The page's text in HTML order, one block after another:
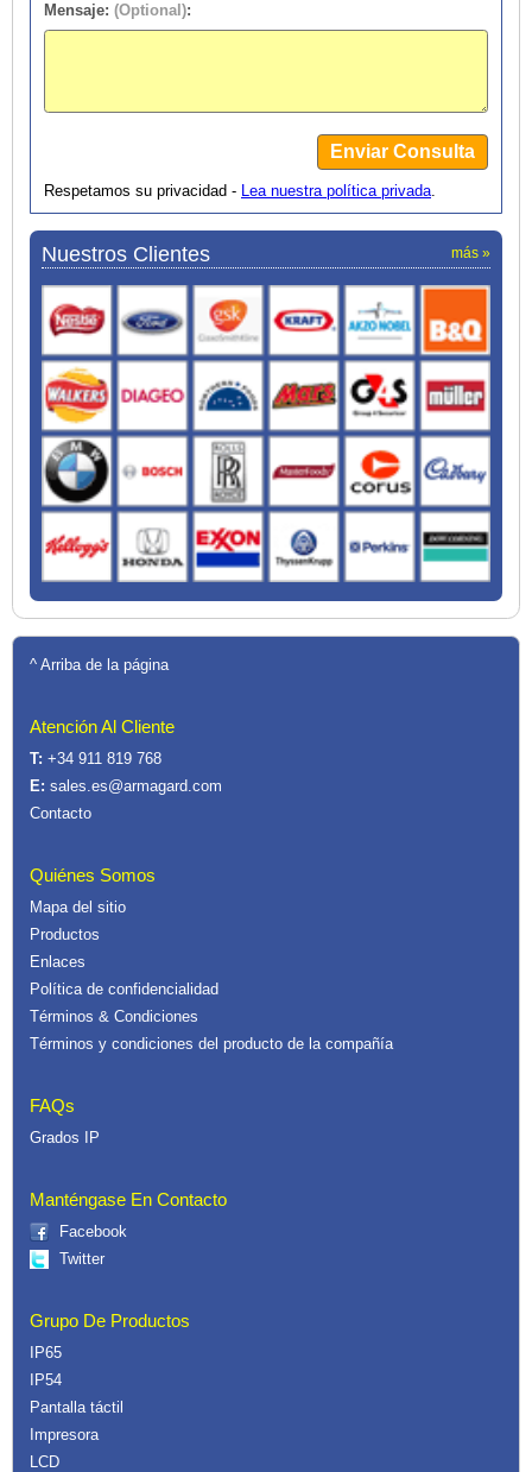
Mensaje: (Optional):
Respetamos su privacidad - Lea nuestra política privada
más »
Nuestros Clientes
^ Arriba de la página
Atención Al Cliente
T: +34 911 819 768
E: sales.es@armagard.com
Contacto
Quiénes Somos
Mapa del sitio
Productos
Enlaces
Política de confidencialidad
Términos & Condiciones
Términos y condiciones del producto de la compañía
FAQs
Grados IP
Manténgase En Contacto
Facebook
Twitter
Grupo De Productos
IP65
IP54
Pantalla táctil
Impresora
LCD